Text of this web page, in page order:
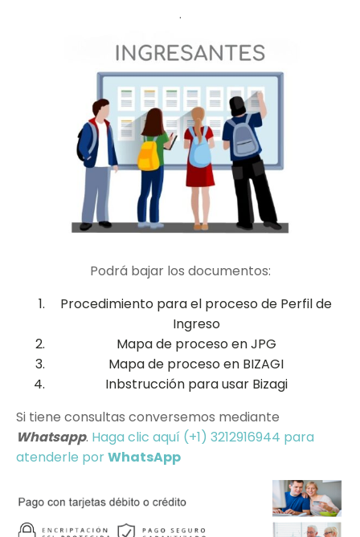
.
Podrá bajar los documentos:
Procedimiento para el proceso de Perfil de
Ingreso
Mapa de proceso en JPG
Mapa de proceso en BIZAGI
Inbstrucción para usar Bizagi
Si tiene consultas conversemos mediante
Whatsapp. Haga clic aquí (+1) 3212916944 para
atenderle porWhatsApp